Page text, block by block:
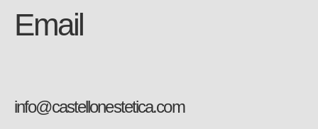
Email
info@castellonestetica.com